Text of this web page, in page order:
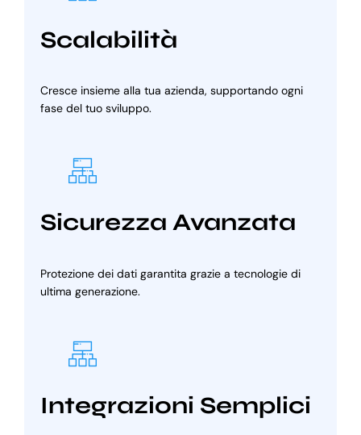
Scalabilità
Cresce insieme alla tua azienda, supportando ogni
fase del tuo sviluppo.
Sicurezza Avanzata
Protezione dei dati garantita grazie a tecnologie di
ultima generazione.
Integrazioni Semplici